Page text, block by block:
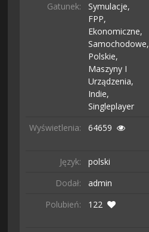
Gatunek:
Symulacje,
FPP,
Ekonomiczne,
Samochodowe,
Polskie,
Maszyny I
Urządzenia,
Indie,
Singleplayer
Wyświetlenia: 64659
Język:
polski
Dodał:
admin
Polubień:
122